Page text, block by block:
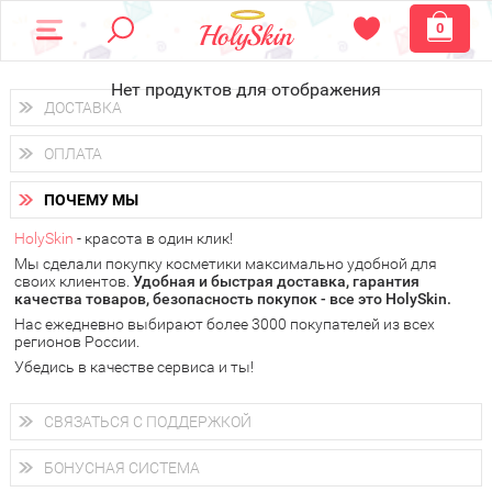
0
Нет продуктов для отображения
ДОСТАВКА
Доставка осуществляетсяпо всем городам России.
Вы можете выбрать доставку курьером, Почтой России или
получить заказ в пунктах выдачи PickPoint или пункте
самовывоза.
В 20 городах России доставка осуществляется ужена
следующий день.
у Вас всегда есть возможность получитьбесплатную
доставку от HolySkin.
подробнее об условиях доставки и оплаты в Вашем городе
ОПЛАТА
Вы можете оплатить свой заказ любым удобным способом:
наличными деньгами (
через интернет-банк (Альфа-банк, Сбербанк) и другими
электронными способами.
ПОЧЕМУ МЫ
HolySkin - красота в один клик!
Мы сделали покупку косметики максимально удобной для
своих клиентов. Удобная и быстрая доставка, гарантия
качества товаров, безопасность покупок - все это HolySkin.
Нас ежедневно выбирают более 3000 покупателей из всех
регионов России.
Убедись в качестве сервиса и ты!
СВЯЗАТЬСЯ С ПОДДЕРЖКОЙ
+7 (800) 707-24-55
Мы будем рады ответить на все Ваши вопросы по работе
магазина, проконсультировать по товарам, рассказать о
БОНУСНАЯ СИСТЕМА